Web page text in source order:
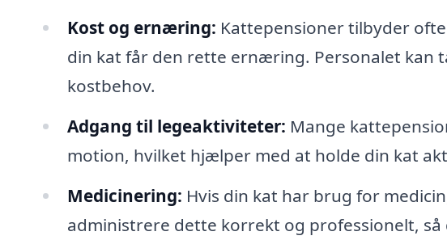
Kost og ernæring: Kattepensioner tilbyder
din kat får den rette ernæring. Personalet kan
kostbehov.
Adgang til legeaktiviteter: Mange
motion, hvilket hjælper med at holde din kat
Medicinering: Hvis din kat har brug for
administrere dette korrekt og professionelt,